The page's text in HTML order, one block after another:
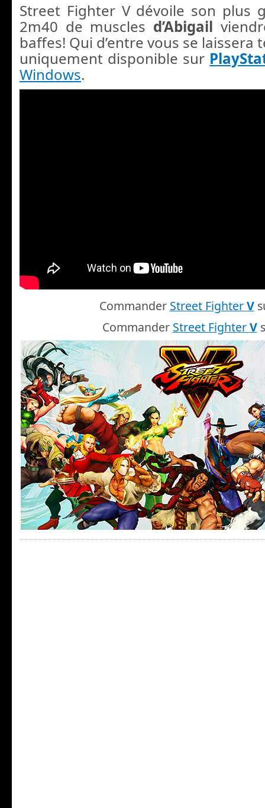
Street Fighter V dévoile son plus
2m40 de muscles d’Abigail
baffes! Qui d’entre vous se laissera
uniquement disponible sur
Windows.
Commander Street FighterV
Commander Street FighterV